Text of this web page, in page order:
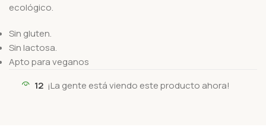
ecológico.
Sin gluten.
Sin lactosa.
Apto para veganos
12 ¡La gente está viendo este producto ahora!